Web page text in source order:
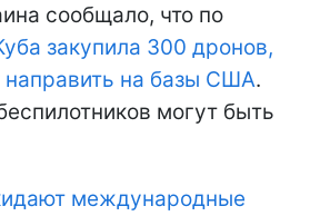
сообщало, что по
закупила 300 дронов,
на базы США.
могут быть
международные